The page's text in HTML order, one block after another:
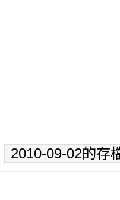
2010-09-02的存